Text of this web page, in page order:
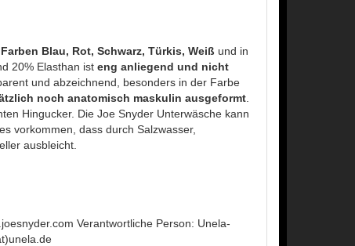
Farben Blau, Rot, Schwarz, Türkis, Weiß und in
20% Elasthan ist eng anliegend und nicht
und abzeichnend, besonders in der Farbe
noch anatomisch maskulin ausgeformt.
Hingucker. Die Joe Snyder Unterwäsche kann
vorkommen, dass durch Salzwasser,
ausbleicht.
Verantwortliche Person: Unela-